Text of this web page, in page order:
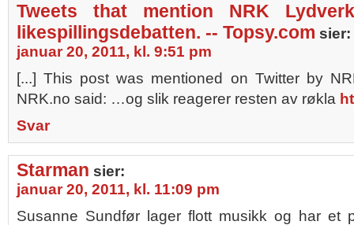
Tweets that mention NRK
likespillingsdebatten. -- Topsy.com sier:
januar 20, 2011, kl. 9:51 pm
[...] This post was mentioned on Twitter by
NRK.no said: …og slik reagerer resten av røkla
Svar
Starman sier:
januar 20, 2011, kl. 11:09 pm
Susanne Sundfør lager flott musikk og har et